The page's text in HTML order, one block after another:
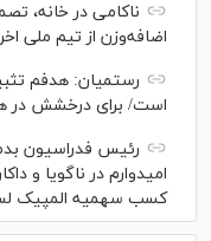
ناکامی در خانه،
اضافه‌وزن از تیم ملی
رستمیان: هدفم
است/ برای درخشش در
رئیس فدراسیون
امیدوارم در ناگویا و
کسب سهمیه المپیک